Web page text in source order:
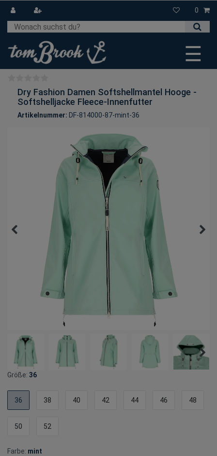
0
☰
Dry Fashion Damen Softshellmantel Hooge -
Softshelljacke Fleece-Innenfutter
Artikelnummer: DF-814000-87-mint-36
Größe: 36
36 38 40 42 44 46 48
50 52
Farbe: mint